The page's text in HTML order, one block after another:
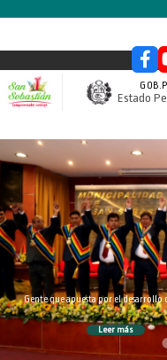
Estado
Gente que apuesta por el desarrollo
Leer más